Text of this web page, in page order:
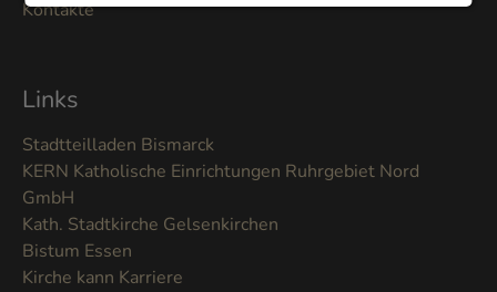
Kontakte
Links
Stadtteilladen Bismarck
KERN Katholische Einrichtungen Ruhrgebiet Nord
GmbH
Kath. Stadtkirche Gelsenkirchen
Bistum Essen
Kirche kann Karriere